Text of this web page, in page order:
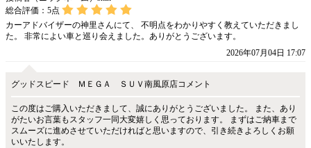
総合評価： 5点
カーアドバイザーの神里さんにて、 不明点をわかりやすく教えていただきまし
た。 非常によい車と巡り会えました。ありがとうございます。
2026年07月04日 17:07
グッドスピード ＭＥＧＡ ＳＵＶ南風原店コメント
この度はご購入いただきまして、誠にありがとうございました。 また、あり
がたいお言葉もスタッフ一同大変嬉しく思っております。 まずはご納車まで
スムーズに進めさせていただければと思いますので、引き続きよろしくお願
いいたします。